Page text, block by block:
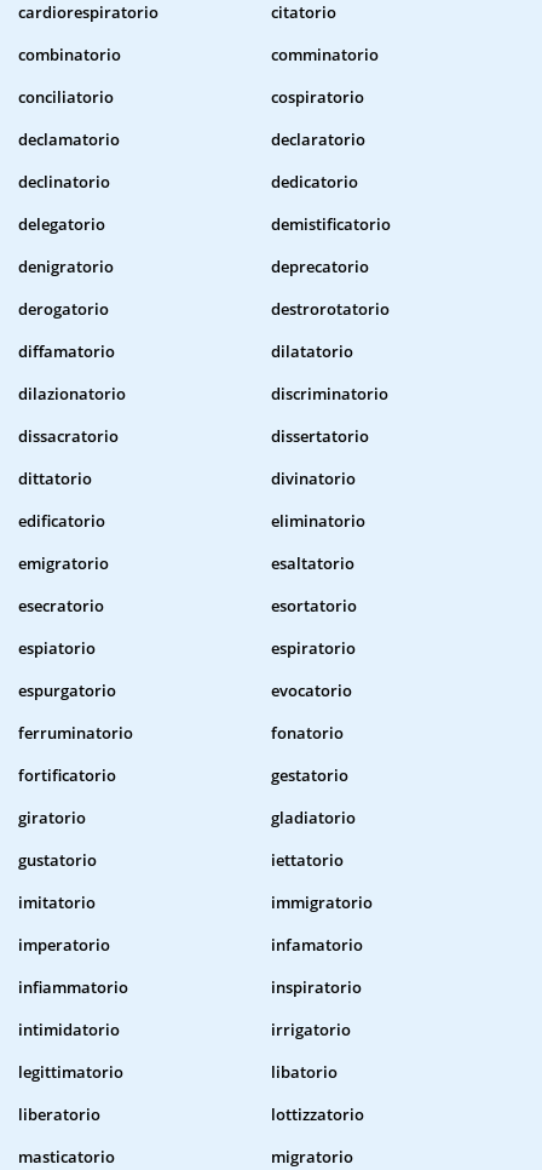
cardiorespiratorio
citatorio
combinatorio
comminatorio
conciliatorio
cospiratorio
declamatorio
declaratorio
declinatorio
dedicatorio
delegatorio
demistificatorio
denigratorio
deprecatorio
derogatorio
destrorotatorio
diffamatorio
dilatatorio
dilazionatorio
discriminatorio
dissacratorio
dissertatorio
dittatorio
divinatorio
edificatorio
eliminatorio
emigratorio
esaltatorio
esecratorio
esortatorio
espiatorio
espiratorio
espurgatorio
evocatorio
ferruminatorio
fonatorio
fortificatorio
gestatorio
giratorio
gladiatorio
gustatorio
iettatorio
imitatorio
immigratorio
imperatorio
infamatorio
infiammatorio
inspiratorio
intimidatorio
irrigatorio
legittimatorio
libatorio
liberatorio
lottizzatorio
masticatorio
migratorio